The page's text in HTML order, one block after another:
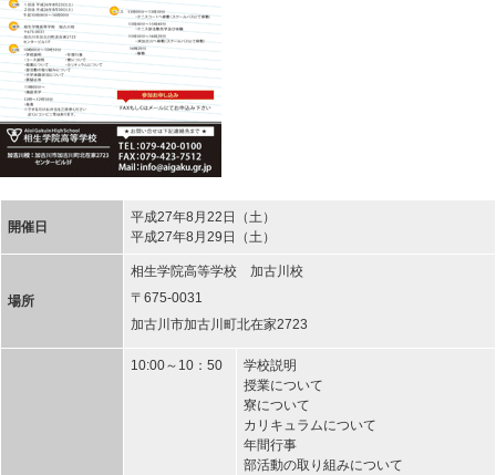
開催日
平成27年8月22日（土）
平成27年8月29日（土）
場所
相生学院高等学校 加古川校
〒675-0031
加古川市加古川町北在家2723
10:00～10：50
学校説明
授業について
寮について
カリキュラムについて
年間行事
部活動の取り組みについて